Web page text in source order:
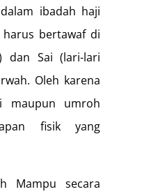
ibadah haji
bertawaf di
dan Sai (lari-lari
Oleh karena
maupun umroh
fisik yang
Mampu secara